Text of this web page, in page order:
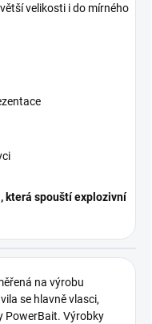
velikosti i do mírného
která spouští explozivní
na výrobu
se hlavně vlasci,
PowerBait. Výrobky